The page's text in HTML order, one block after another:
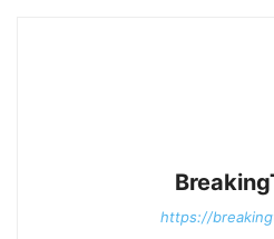
https://